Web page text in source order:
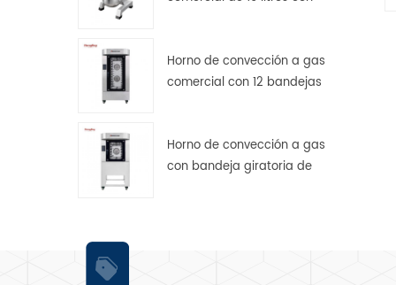
Horno de convección a gas
comercial con 12 bandejas
Horno de convección a gas
con bandeja giratoria de